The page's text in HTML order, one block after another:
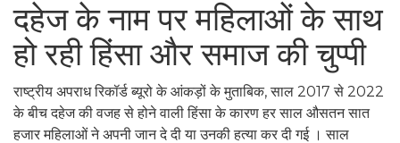
दहेज के नाम पर महिलाओं के साथ
हो रही हिंसा और समाज की चुप्पी
राष्ट्रीय अपराध रिकॉर्ड ब्यूरो के आंकड़ों के मुताबिक, साल 2017 से 2022
के बीच दहेज की वजह से होने वाली हिंसा के कारण हर साल औसतन सात
हजार महिलाओं ने अपनी जान दे दी या उनकी हत्या कर दी गई । साल